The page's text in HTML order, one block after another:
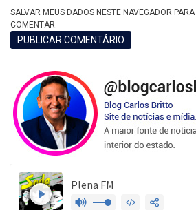
SALVAR MEUS DADOS NESTE NAVEGADOR
COMENTAR.